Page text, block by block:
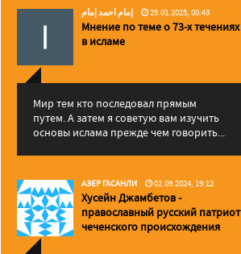
إمام احمد إمام 29.01.2025, 00:43
Мнение по теме о 73-х течениях
в исламе
Мир тем кто последовал прямым
путем. А затем я советую вам изучить
основы ислама прежде чем говорить...
АЗЕР ГАСАНЛИ 02.09.2024, 19:12
Хусейн Джамбетов -
православный русский патриот
чеченского происхождения